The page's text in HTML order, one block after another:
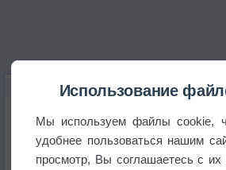
НОВОЕ О ПОГОДЕ
Приложение построит
Использование
Мы используем файлы cookie,
удобнее пользоваться нашим
просмотр, Вы соглашаетесь с их